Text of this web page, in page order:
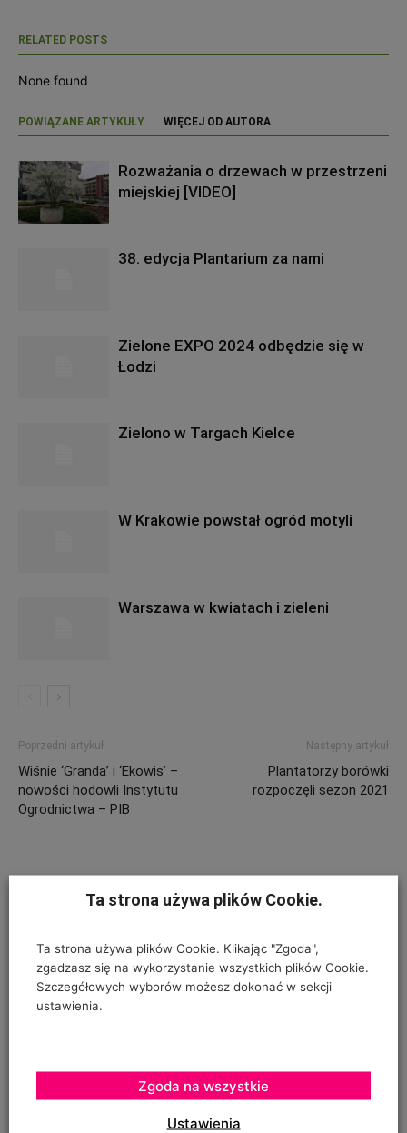
RELATED POSTS
None found
POWIĄZANE ARTYKUŁY WIĘCEJ OD AUTORA
Rozważania o drzewach w przestrzeni
miejskiej [VIDEO]
38. edycja Plantarium za nami
Zielone EXPO 2024 odbędzie się w
Łodzi
Zielono w Targach Kielce
W Krakowie powstał ogród motyli
Warszawa w kwiatach i zieleni
Poprzedni artykuł
Wiśnie ‘Granda’ i ‘Ekowis’ –
nowości hodowli Instytutu
Ogrodnictwa – PIB
Następny artykuł
Plantatorzy borówki
rozpoczęli sezon 2021
ZOSTAW ODPOWIEDŹ
Ta strona używa plików Cookie.
Ta strona używa plików Cookie. Klikając "Zgoda",
zgadzasz się na wykorzystanie wszystkich plików Cookie.
Szczegółowych wyborów możesz dokonać w sekcji
ustawienia.
Ustawienia
Zgoda na wszystkie